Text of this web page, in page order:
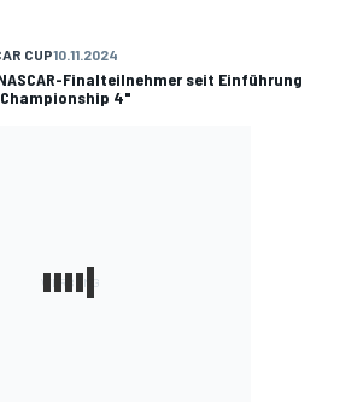
CUP10.11.2024
Finalteilnehmer seit Einführung
4"